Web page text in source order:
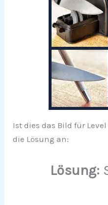
Ist dies das Bild für
die Lösung an:
Lösung: